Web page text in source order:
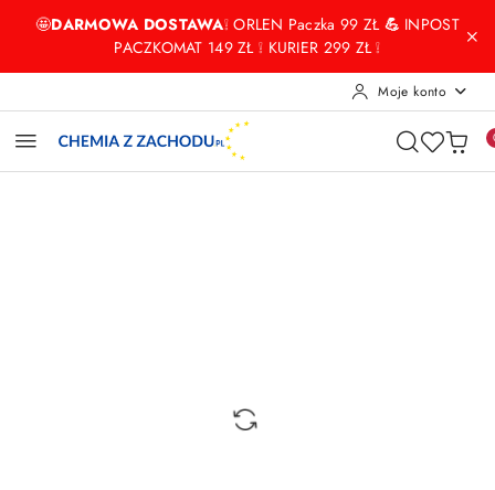
Przejdź do treści głównej
Przejdź do wyszukiwarki
Przejdź do moje konto
Przejdź do menu głównego
Przejdź do opisu produktu
Przejdź do stopki
🤩DARMOWA DOSTAWA❕ ORLEN Paczka 99 ZŁ💪 INPOST
PACZKOMAT 149 ZŁ ❕ KURIER 299 ZŁ ❕
Moje konto